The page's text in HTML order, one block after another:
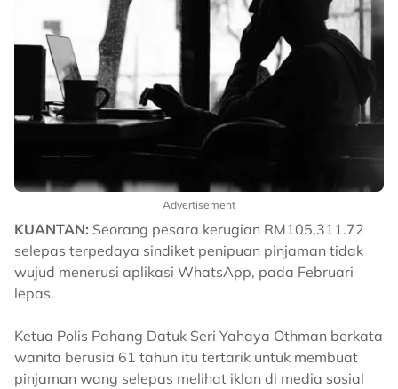
Advertisement
KUANTAN: Seorang pesara kerugian RM105,311.72
selepas terpedaya sindiket penipuan pinjaman tidak
wujud menerusi aplikasi WhatsApp, pada Februari
lepas.
Ketua Polis Pahang Datuk Seri Yahaya Othman berkata
wanita berusia 61 tahun itu tertarik untuk membuat
pinjaman wang selepas melihat iklan di media sosial